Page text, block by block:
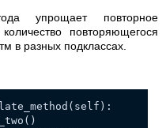
упрощает повторное
повторяющегося
в разных подклассах.